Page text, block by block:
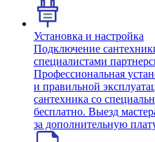
Установка и настройка
Подключение
специалистами
Профессиональная
и правильной
сантехника со
бесплатно. Выезд
за дополнительную